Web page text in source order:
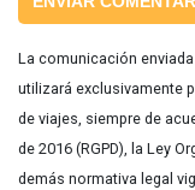
La comunicación
utilizará exclusivamente
de viajes, siempre de
de 2016 (RGPD), la Ley
demás normativa legal